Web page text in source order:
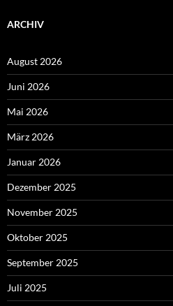
ARCHIV
August 2026
Juni 2026
Mai 2026
März 2026
Januar 2026
Dezember 2025
November 2025
Oktober 2025
September 2025
Juli 2025